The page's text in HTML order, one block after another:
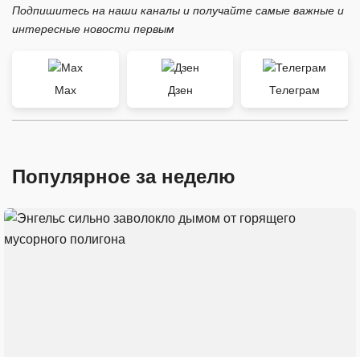
Подпишитесь на наши каналы и получайте самые важные и
интересные новости первым
Max Дзен Телеграм
Популярное за неделю